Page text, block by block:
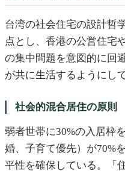
台湾の社会住宅の設計哲
点とし、香港の公営住宅
の集中問題を意図的に回
が共に生活するようにし
社会的混合居住の原則
弱者世帯に30%の入居枠
婚、子育て優先）が70%
平性を確保している。「